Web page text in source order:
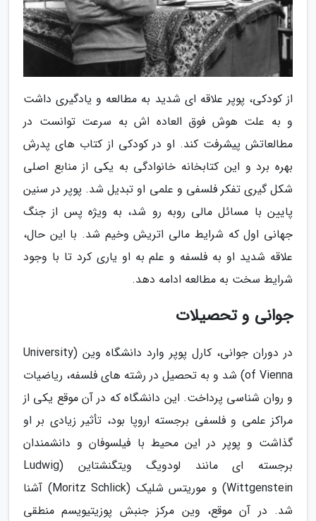
از کودکی، پوپر علاقه ای شدید به مطالعه و یادگیری داشت
و به علت هوش فوق العاده اش به سرعت توانست در
مطالعاتش پیشرفت کند. او در کودکی از کتاب های پدرش
بهره برد و این کتابخانه خانوادگی به یکی از منابع اصلی
شکل گیری تفکر فلسفی و علمی او تبدیل شد. پوپر در سنین
پایین با مسائل مالی روبه رو شد، به ویژه پس از جنگ
جهانی اول که شرایط مالی اتریش وخیم شد. با این حال،
علاقه شدید او به فلسفه و علم به او یاری کرد تا با وجود
شرایط سخت به مطالعه ادامه دهد.
جوانی و تحصیلات
در دوران جوانی، کارل پوپر وارد دانشگاه وین (University
of Vienna) شد و به تحصیل در رشته های فلسفه، ریاضیات
و روان شناسی پرداخت. این دانشگاه که در آن موقع یکی از
مراکز علمی و فلسفی برجسته اروپا بود، تأثیر زیادی بر او
گذاشت و پوپر در این محیط با فیلسوفان و دانشمندان
برجسته ای مانند لودویگ ویتگنشتاین (Ludwig
Wittgenstein) و موریتس شلیک (Moritz Schlick) آشنا
شد. در آن موقع، وین مرکز جنبش پوزیتیویسم منطقی